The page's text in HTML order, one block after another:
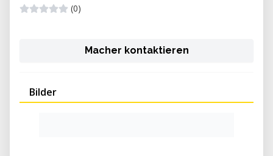
(0)
Macher kontaktieren
Bilder